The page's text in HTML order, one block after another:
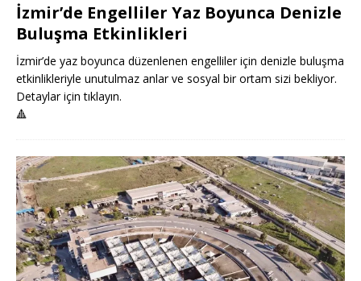
İzmir’de Engelliler Yaz Boyunca Denizle
Buluşma Etkinlikleri
İzmir’de yaz boyunca düzenlenen engelliler için denizle buluşma
etkinlikleriyle unutulmaz anlar ve sosyal bir ortam sizi bekliyor.
Detaylar için tıklayın.
🔺